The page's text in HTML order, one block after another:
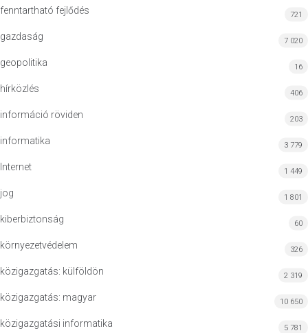
fenntartható fejlődés 721
gazdaság 7 020
geopolitika 16
hírközlés 406
információ röviden 203
informatika 3 779
Internet 1 449
jog 1 801
kiberbiztonság 60
környezetvédelem 326
közigazgatás: külföldön 2 319
közigazgatás: magyar 10 650
közigazgatási informatika 5 781